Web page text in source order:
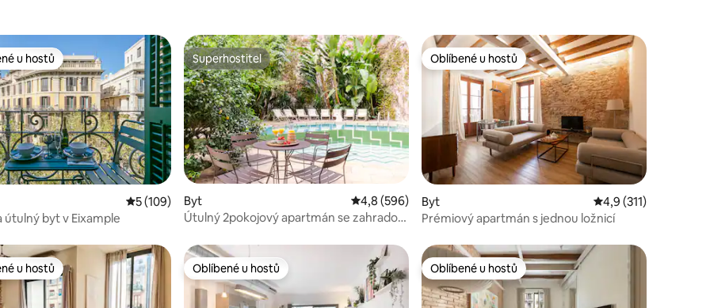
z 5, 219 hodnocení
kategorii Oblíbené u hostů
u hostů
Průměrné hodnocení 5 z 5, 109 hodnocení
5 (109)
útulný byt v Eixample
Superhostitel
Superhostitel
Byt Průměrné hodnocení 4,8 z 5, 596 hodnocení
4,8 (596)
Útulný 2pokojový apartmán se zahradou
Oblíbené u hostů
Oblíbené u hostů
Byt Průměrné
4,9 (311)
Prémiový apartmán s jednou ložnicí
kategorii Oblíbené u hostů
u hostů Oblíbené u hostů
Oblíbené u hostů Oblíbené u hostů
Oblíbené u hostů